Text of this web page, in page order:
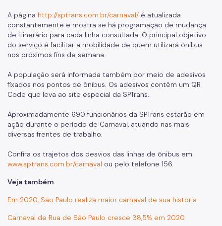
A página http://sptrans.com.br/carnaval/ é atualizada
constantemente e mostra se há programação de mudança
de itinerário para cada linha consultada. O principal objetivo
do serviço é facilitar a mobilidade de quem utilizará ônibus
nos próximos fins de semana.
A população será informada também por meio de adesivos
fixados nos pontos de ônibus. Os adesivos contêm um QR
Code que leva ao site especial da SPTrans.
Aproximadamente 690 funcionários da SPTrans estarão em
ação durante o período de Carnaval, atuando nas mais
diversas frentes de trabalho.
Confira os trajetos dos desvios das linhas de ônibus em
www.sptrans.com.br/carnaval ou pelo telefone 156.
Veja também
Em 2020, São Paulo realiza maior carnaval de sua história
Carnaval de Rua de São Paulo cresce 38,5% em 2020